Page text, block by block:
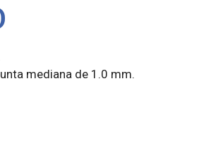
mediana de 1.0 mm.